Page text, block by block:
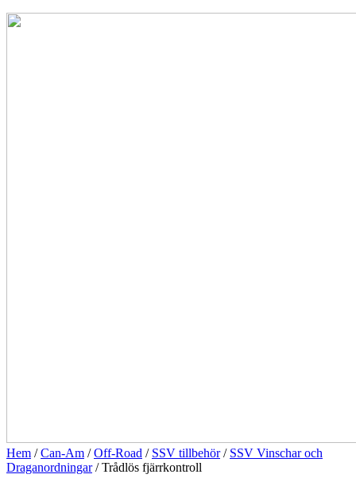
Hem /Can-Am /Off-Road / SSV tillbehör/ SSV Vinschar och
Draganordningar/ Trådlös fjärrkontroll